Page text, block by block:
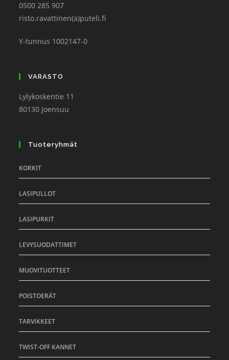
0500 285 907
risto.ravattinen(a)puteli.fi
Y-tunnus 1002147-0
VARASTO
Lylykoskentie 11
80130 Joensuu
Tuoteryhmät
KORKIT
LASIPULLOT
LASIPURKIT
LEVYSUODATTIMET
MUOVITUOTTEET
POISTOERÄT
TARVIKKEET
TWIST-OFF KANNET